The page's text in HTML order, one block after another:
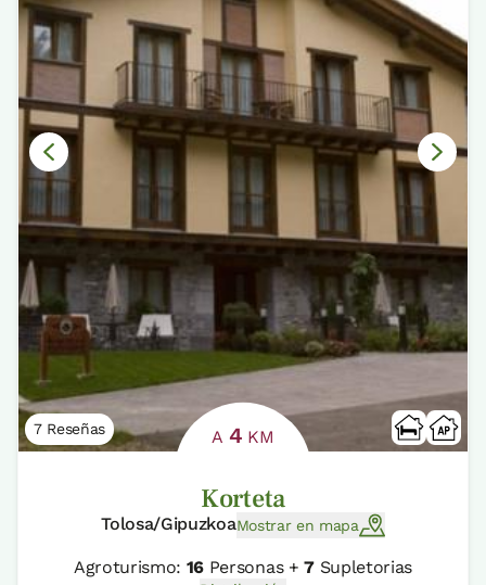
7 Reseñas A 4 KM
Korteta
Tolosa/GipuzkoaMostrar en mapa
Agroturismo: 16 Personas +7Supletorias